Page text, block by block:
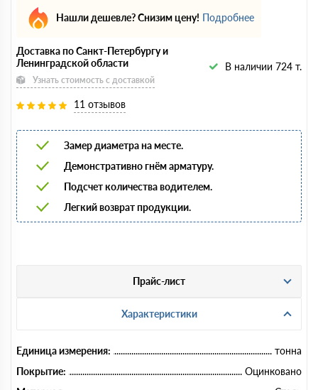
Нашли дешевле? Снизим цену! Подробнее
Доставка по Санкт-Петербургу и
Ленинградской области
Узнать стоимость с доставкой
В наличии 724 т.
11 отзывов
Замер диаметра на месте.
Демонстративно гнём арматуру.
Подсчет количества водителем.
Легкий возврат продукции.
Прайс-лист
Характеристики
Единица измерения:
тонна
Покрытие:
Оцинковано